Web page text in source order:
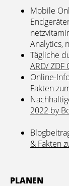
Mobile
Analytics,
Tägliche
ARD/
Online-
Fakten
2022 by
& Fakten
PLANEN